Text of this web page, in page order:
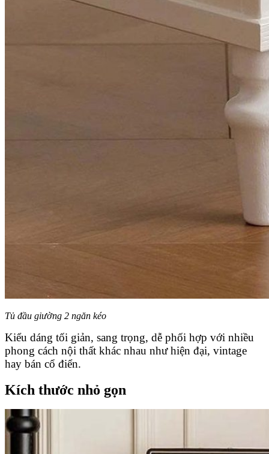
Tủ đầu giường 2 ngăn kéo
Kiểu dáng tối giản, sang trọng, dễ phối hợp với nhiều
phong cách nội thất khác nhau như hiện đại, vintage
hay bán cổ điển.
Kích thước nhỏ gọn